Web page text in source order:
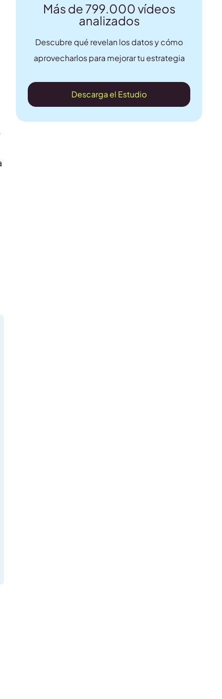
Más de 799.000 vídeos
analizados
Descubre qué revelan los datos y cómo
aprovecharlos para mejorar tu estrategia
Descarga el Estudio